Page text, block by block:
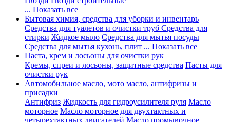
... Показать все
Бытовая химия, средства для уборки и инвентарь
Средства для туалетов и очистки труб Средства для
стирки Жидкое мыло Средства для мытья посуды
Средства для мытья кухонь, плит ... Показать все
Паста, крем и лосьоны для очистки рук
Кремы, спреи и лосьоны, защитные средства Пасты для
очистки рук
Автомобильное масло, мото масло, антифризы и
присадки
Антифриз Жидкость для гидроусилителя руля Масло
моторное Масло моторное для двухтактных и
четырехтактных двигателей Масло промывочное ...